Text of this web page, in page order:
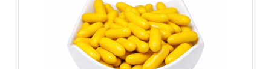
mehrere
Varianten
auf.
Die